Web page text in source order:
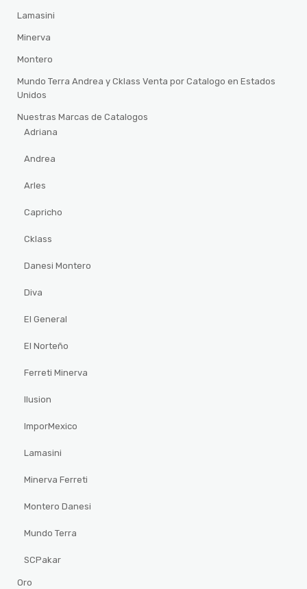
Lamasini
Minerva
Montero
Mundo Terra Andrea y Cklass Venta por Catalogo en Estados
Unidos
Nuestras Marcas de Catalogos
Adriana
Andrea
Arles
Capricho
Cklass
Danesi Montero
Diva
El General
El Norteño
Ferreti Minerva
Ilusion
ImporMexico
Lamasini
Minerva Ferreti
Montero Danesi
Mundo Terra
SCPakar
Oro